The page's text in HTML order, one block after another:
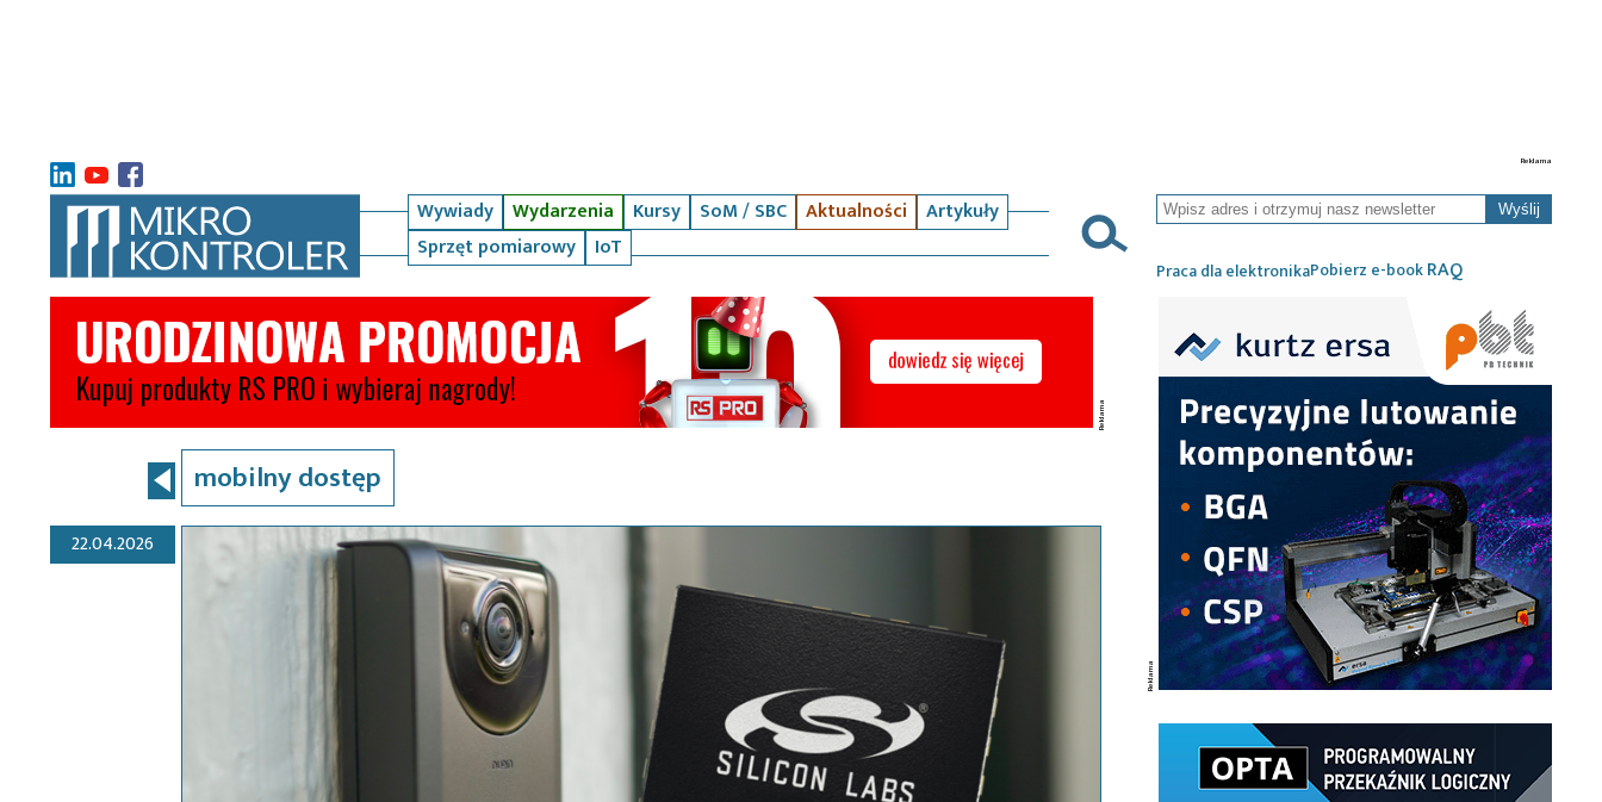
Wywiady Wydarzenia Kursy SoM / SBC Aktualności
Artykuły
Sprzęt pomiarowy
IoT
Wyślij
Praca dla elektronikaPobierz e-bookRAQ
mobilny dostęp
22.04.2026